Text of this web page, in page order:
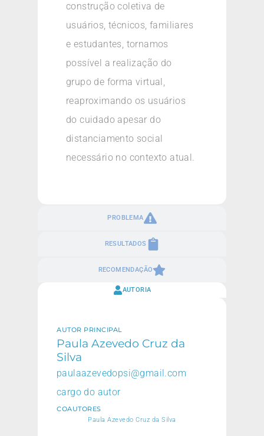
PROBLEMA
RESULTADOS
RECOMENDAÇÃO
construção coletiva de
usuários, técnicos, familiares
e estudantes, tornamos
possível a realização do
grupo de forma virtual,
reaproximando os usuários
do cuidado apesar do
distanciamento social
necessário no contexto atual.
AUTORIA
AUTOR PRINCIPAL
Paula Azevedo Cruz da
Silva
paulaazevedopsi@gmail.com
cargo do autor
COAUTORES
Paula Azevedo Cruz da Silva